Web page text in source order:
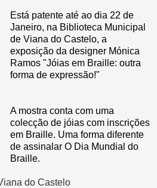
Está patente até ao dia 22 de
Janeiro, na Biblioteca Municipal
de Viana do Castelo, a
exposição da designer Mónica
Ramos "Jóias em Braille: outra
forma de expressão!"
A mostra conta com uma
colecção de jóias com inscrições
em Braille. Uma forma diferente
de assinalar O Dia Mundial do
Braille.
do Castelo